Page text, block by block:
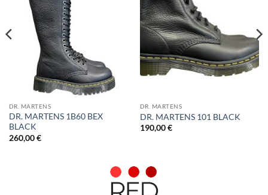
DR. MARTENS
DR. MARTENS 1B60 BEX
BLACK
260,00€
DR. MARTENS
DR. MARTENS 101 BLACK
190,00€